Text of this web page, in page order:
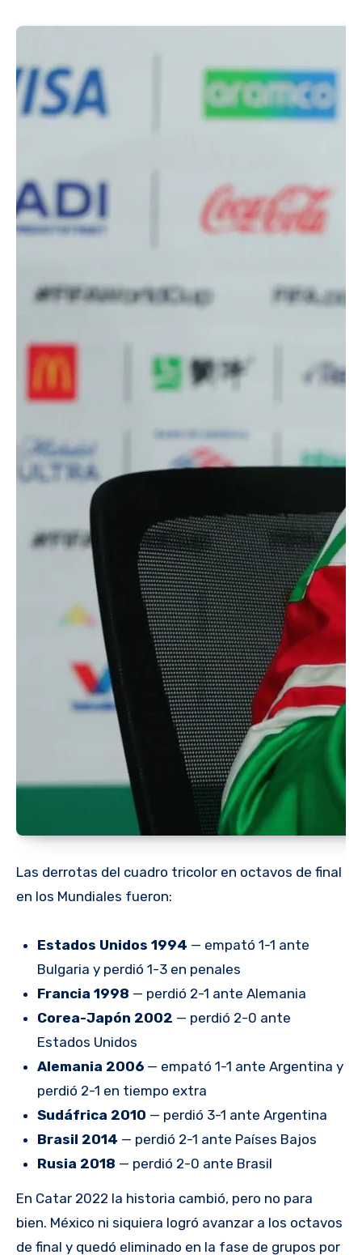
Las derrotas del cuadro tricolor en octavos de final
en los Mundiales fueron:
Estados Unidos 1994 — empató 1-1 ante
Bulgaria y perdió 1-3 en penales
Francia 1998 — perdió 2-1 ante Alemania
Corea-Japón 2002 — perdió 2-0 ante
Estados Unidos
Alemania 2006— empató 1-1 ante Argentina y
perdió 2-1 en tiempo extra
Sudáfrica 2010 — perdió 3-1 ante Argentina
Brasil 2014 — perdió 2-1 ante Países Bajos
Rusia 2018 — perdió 2-0 ante Brasil
En Catar 2022 la historia cambió, pero no para
bien. México ni siquiera logró avanzar a los octavos
de final y quedó eliminado en la fase de grupos por